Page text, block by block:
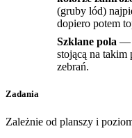
(gruby lód)
dopiero potem
Szklane pola —
stojącą na takim
zebrań.
Zadania
Zależnie od planszy i